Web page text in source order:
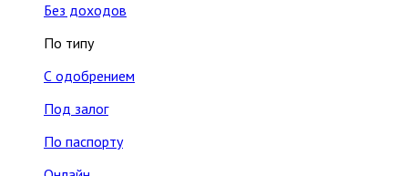
Без доходов
По типу
С одобрением
Под залог
По паспорту